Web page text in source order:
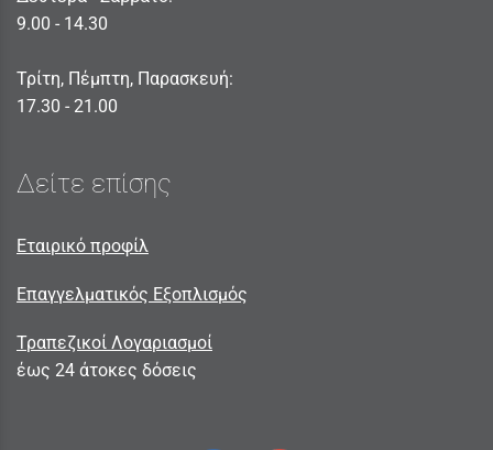
9.00 - 14.30
Τρίτη, Πέμπτη, Παρασκευή:
17.30 - 21.00
Δείτε επίσης
Εταιρικό προφίλ
Επαγγελματικός Εξοπλισμός
Τραπεζικοί Λογαριασμοί
έως 24 άτοκες δόσεις